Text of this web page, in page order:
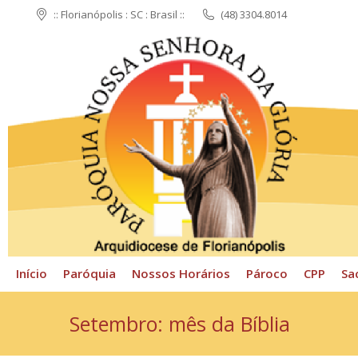
:: Florianópolis : SC : Brasil :: (48) 3304.8014
Início Paróquia Nossos Horários Pároco CPP
Setembro: mês da Bíblia